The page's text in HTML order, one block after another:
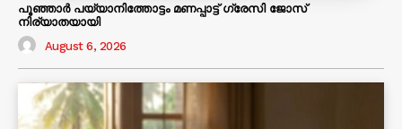
പൂഞ്ഞാർ പയ്യാനിത്തോട്ടം മണപ്പാട്ട് ഗ്രേസി ജോസ്
നിര്യാതയായി
August 6, 2026